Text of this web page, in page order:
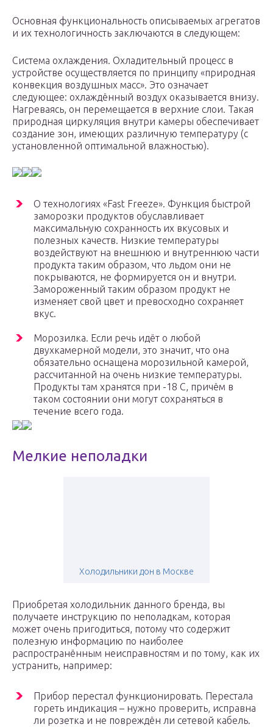
Основная функциональность описываемых агрегатов
и их технологичность заключаются в следующем:
Система охлаждения. Охладительный процесс в
устройстве осуществляется по принципу «природная
конвекция воздушных масс». Это означает
следующее: охлаждённый воздух оказывается внизу.
Нагреваясь, он перемещается в верхние слои. Такая
природная циркуляция внутри камеры обеспечивает
создание зон, имеющих различную температуру (с
установленной оптимальной влажностью).
О технологиях «Fast Freeze». Функция быстрой
заморозки продуктов обуславливает
максимальную сохранность их вкусовых и
полезных качеств. Низкие температуры
воздействуют на внешнюю и внутреннюю части
продукта таким образом, что льдом они не
покрываются, не формируется он и внутри.
Замороженный таким образом продукт не
изменяет свой цвет и превосходно сохраняет
вкус.
Морозилка. Если речь идёт о любой
двухкамерной модели, это значит, что она
обязательно оснащена морозильной камерой,
рассчитанной на очень низкие температуры.
Продукты там хранятся при -18 С, причём в
таком состоянии они могут сохраняться в
течение всего года.
Мелкие неполадки
Холодильники дон в Москве
Приобретая холодильник данного бренда, вы
получаете инструкцию по неполадкам, которая
может очень пригодиться, потому что содержит
полезную информацию по наиболее
распространённым неисправностям и по тому, как их
устранить, например:
Прибор перестал функционировать. Перестала
гореть индикация – нужно проверить, исправна
ли розетка и не повреждён ли сетевой кабель.